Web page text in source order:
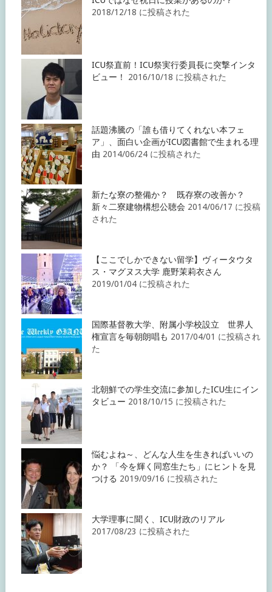
2018/12/18 に投稿された
ICU祭直前！ICU祭実行委員長に突撃インタ
ビュー！
2016/10/18 に投稿された
話題沸騰の「誰も借りてくれない本フェ
ア」、面白い企画がICU図書館で生まれる理
由 2014/06/24 に投稿された
新たな寮の整備か？ 既存寮の改善か？
新々二寮建物構想公聴会 2014/06/17 に投稿
された
【ここでしかできない留学】ヴィータウタ
ス・マグヌス大学 鹿野茉莉衣さん
2019/01/04 に投稿された
国際基督教大学、附属小学校設立 世界人
権宣言を毎朝朗唱も 2017/04/01 に投稿され
た
北朝鮮での学生交流に参加したICU生にイン
タビュー 2018/10/15 に投稿された
悩むよね～、どんな人生を生きればいいの
か？ 「今を輝く同窓生たち」にヒントを見
つける 2019/09/16 に投稿された
大学理事に聞く、ICU財政のリアル
2017/08/23 に投稿された